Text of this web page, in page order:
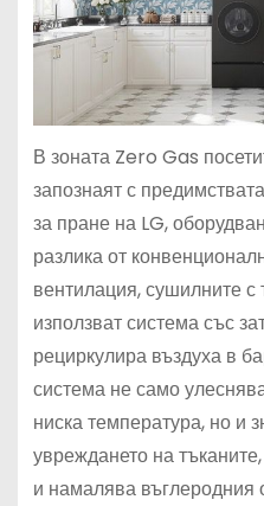
В зоната Zero Gas
запознаят с
за пране на LG,
разлика от
вентилация, сушилните
използват система със
рециркулира въздуха в
система не само
ниска температура, но и
увреждането на
и намалява въглеродния